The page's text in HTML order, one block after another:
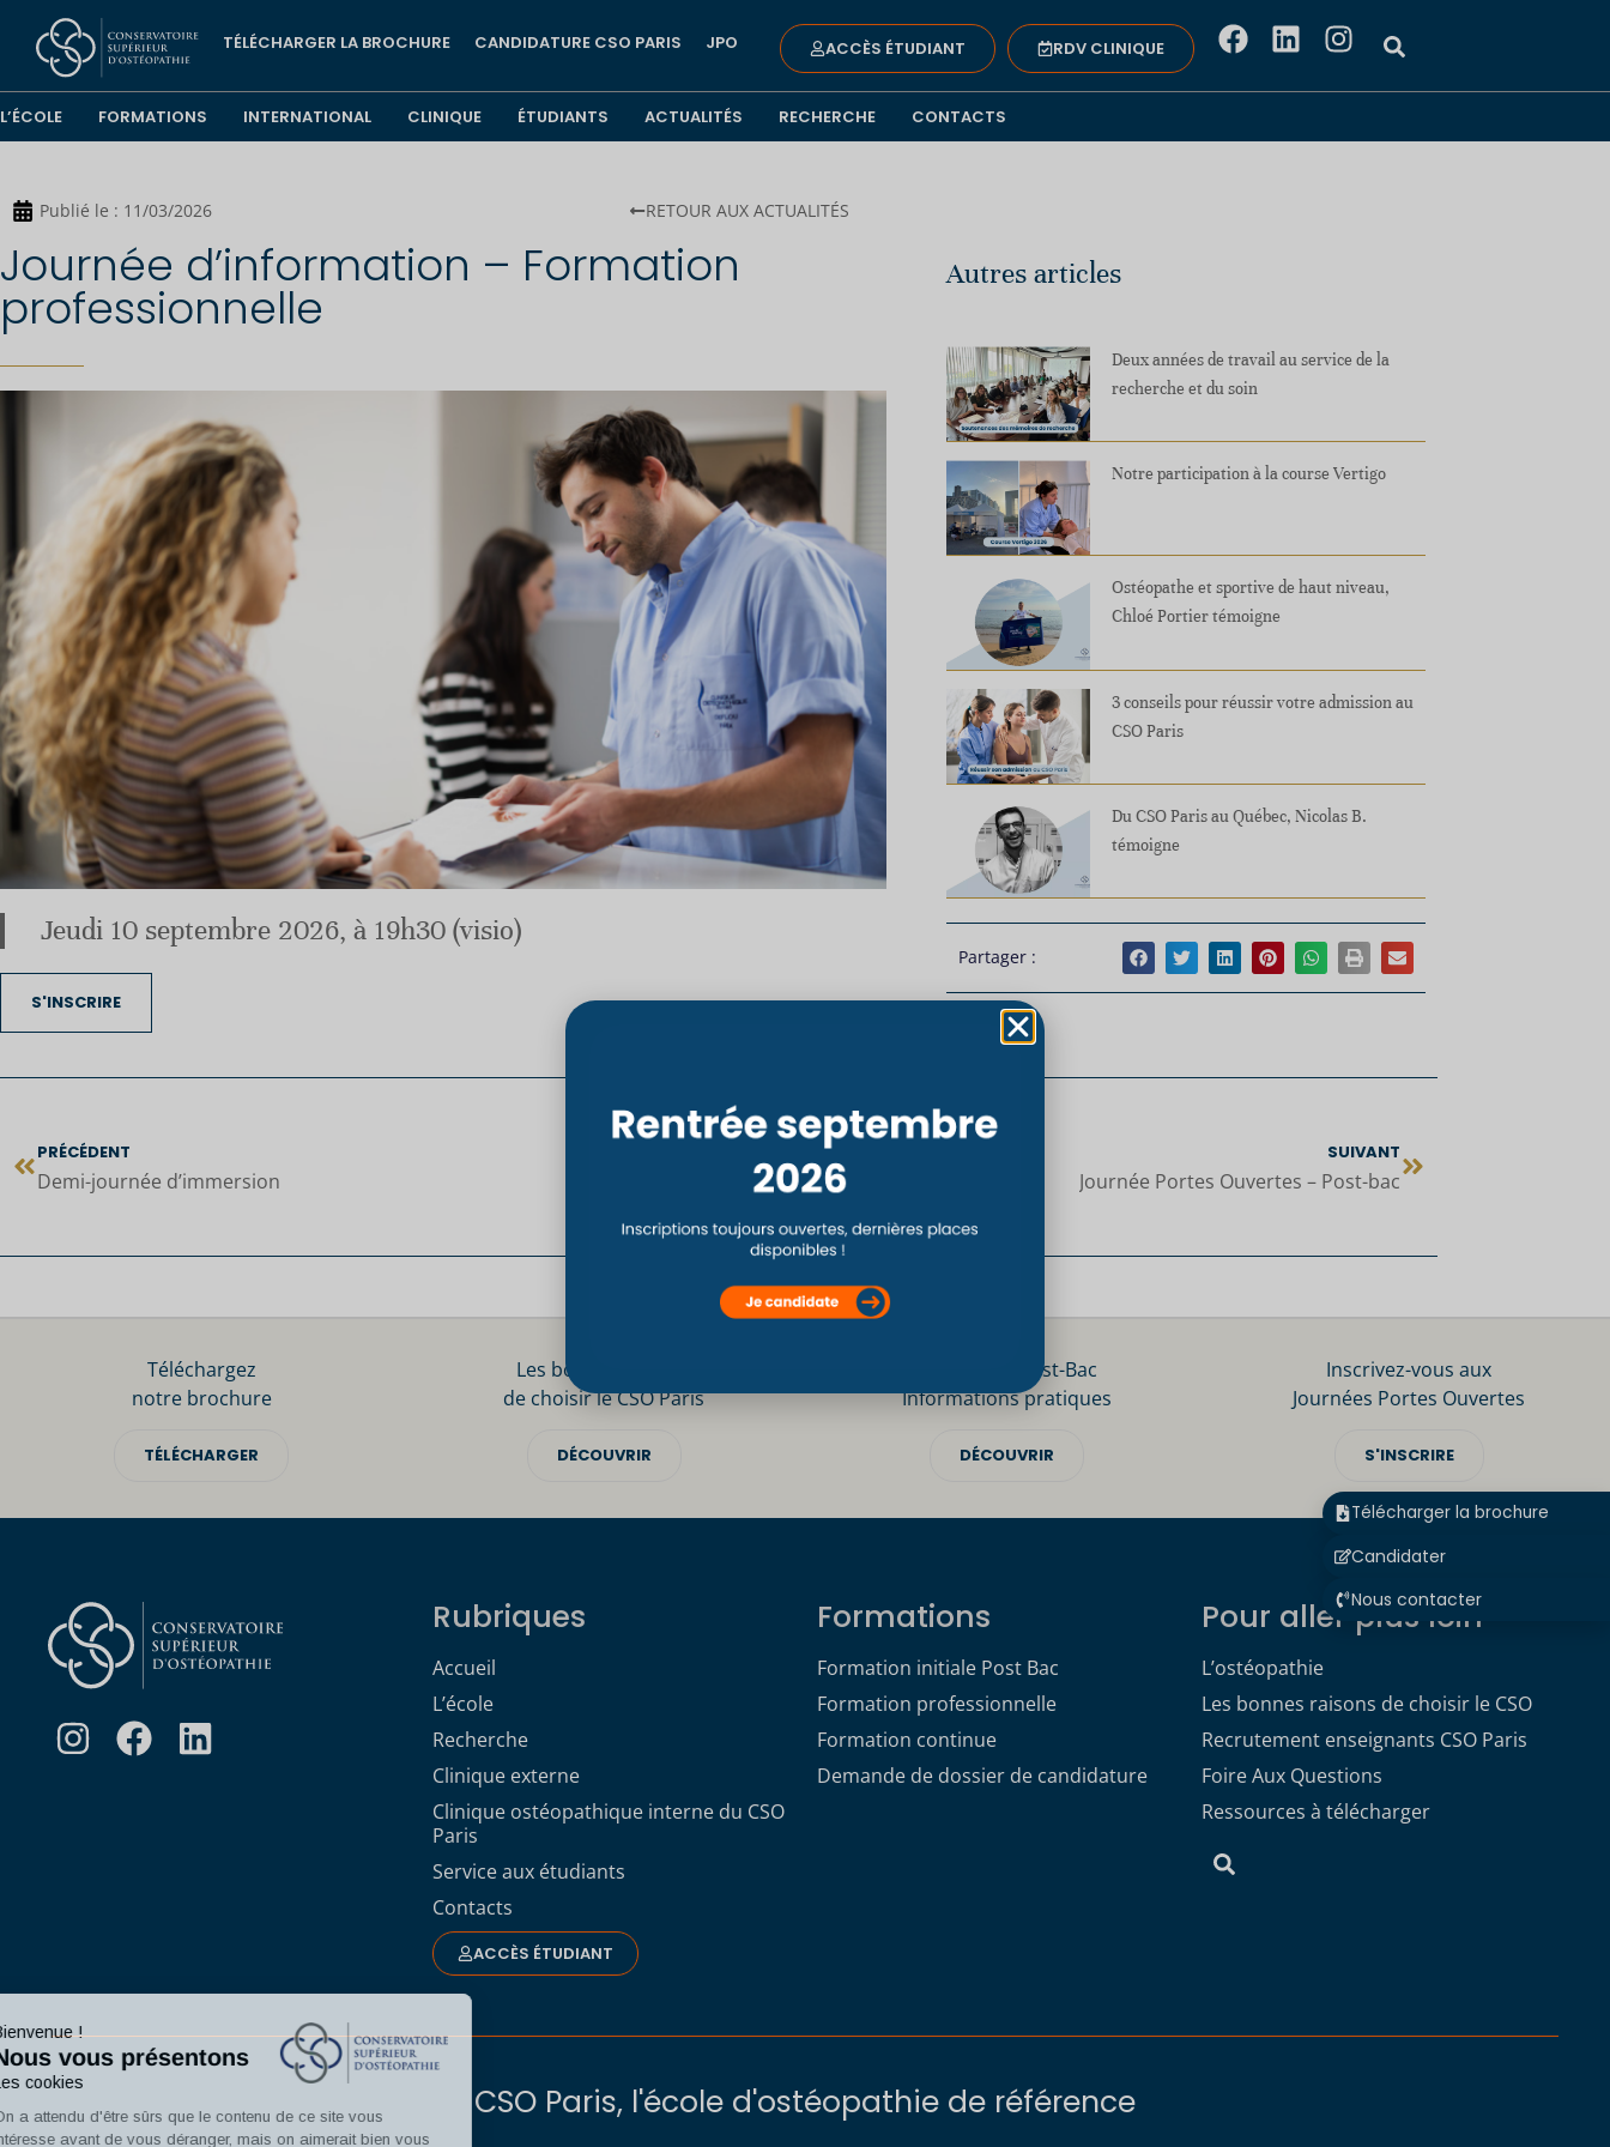
Bienvenue !
Nous vous présentons
Les cookies
On a attendu d'être sûrs que le contenu de ce site vous
intéresse avant de vous déranger, mais on aimerait bien vous
TÉLÉCHARGER LA BROCHURE CANDIDATURE CSO PARIS JPO ACCÈS ÉTUDIANT RDV CLINIQUE
Télécharger la brochure
Candidater
Nous contacter
L’ÉCOLE FORMATIONS INTERNATIONAL CLINIQUE ÉTUDIANTS ACTUALITÉS RECHERCHE CONTACTS
Publié le : 11/03/2026 RETOUR AUX ACTUALITÉS
Journée d’information – Formation
professionnelle
Jeudi 10 septembre 2026, à 19h30 (visio)
S'INSCRIRE
Autres articles
Deux années de travail au service de la
recherche et du soin
Notre participation à la course Vertigo
Ostéopathe et sportive de haut niveau,
Chloé Portier témoigne
3 conseils pour réussir votre admission au
CSO Paris
Du CSO Paris au Québec, Nicolas B.
témoigne
Partager :
PRÉCÉDENT
Demi-journée d’immersion
SUIVANT
Journée Portes Ouvertes – Post-bac
Téléchargez
notre brochure
TÉLÉCHARGER
Les bonnes raisons
de choisir le CSO Paris
DÉCOUVRIR
Inscription Post-Bac
Informations pratiques
DÉCOUVRIR
Inscrivez-vous aux
Journées Portes Ouvertes
S'INSCRIRE
Rubriques
Accueil
L’école
Recherche
Clinique externe
Clinique ostéopathique interne du CSO
Paris
Service aux étudiants
Contacts
ACCÈS ÉTUDIANT
Formations
Formation initiale Post Bac
Formation professionnelle
Formation continue
Demande de dossier de candidature
Pour aller plus loin
L’ostéopathie
Les bonnes raisons de choisir le CSO
Recrutement enseignants CSO Paris
Foire Aux Questions
Ressources à télécharger
CSO Paris, l'école d'ostéopathie de référence